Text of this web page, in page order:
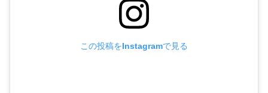
この投稿をInstagramで見る